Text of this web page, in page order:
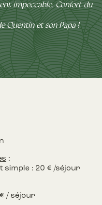
impeccable. Confort du
Quentin et son Papa !
:
simple : 20 € /séjour
/ séjour